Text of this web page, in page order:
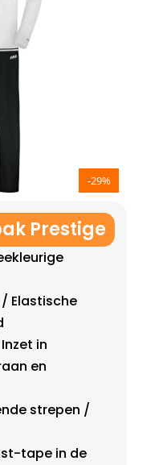
-29%
Prestige
Elastische
in
en
strepen /
tape in de